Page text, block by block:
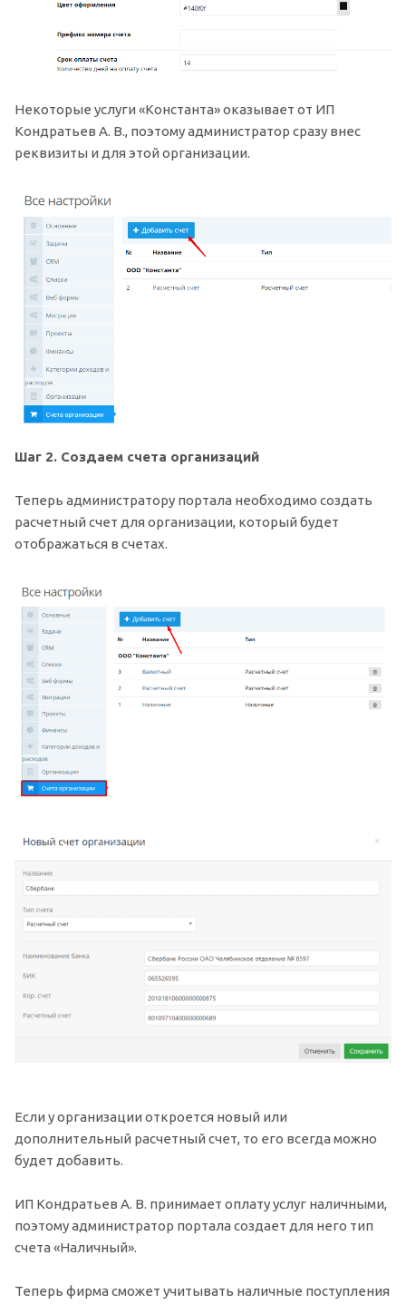
Некоторые услуги «Константа» оказывает от ИП
Кондратьев А. В., поэтому администратор сразу внес
реквизиты и для этой организации.
Шаг 2. Создаем счета организаций
Теперь администратору портала необходимо создать
расчетный счет для организации, который будет
отображаться в счетах.
Если у организации откроется новый или
дополнительный расчетный счет, то его всегда можно
будет добавить.
ИП Кондратьев А. В. принимает оплату услуг наличными,
поэтому администратор портала создает для него тип
счета «Наличный».
Теперь фирма сможет учитывать наличные поступления